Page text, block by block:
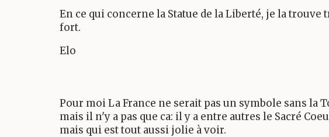
En ce qui concerne la Statue de la Liberté, je la
fort.
Elo
Pour moi La France ne serait pas un symbole sans
mais il n'y a pas que ca: il y a entre autres le Sacré
mais qui est tout aussi jolie à voir.